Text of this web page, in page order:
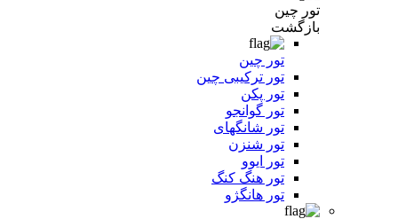
تور چین
بازگشت
تور چین
تور ترکیبی چین
تور پکن
تور گوانجو
تور شانگهای
تور شنزن
تور ایوو
تور هنگ کنگ
تور هانگژو